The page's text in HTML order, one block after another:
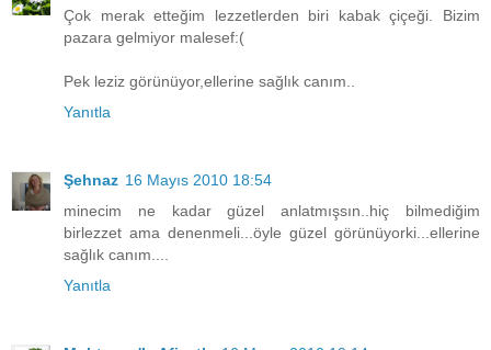
Çok merak etteğim lezzetlerden biri kabak çiçeği. Bizim
pazara gelmiyor malesef:(
Pek leziz görünüyor,ellerine sağlık canım..
Yanıtla
Şehnaz 16 Mayıs 2010 18:54
minecim ne kadar güzel anlatmışsın..hiç bilmediğim
birlezzet ama denenmeli...öyle güzel görünüyorki...ellerine
sağlık canım....
Yanıtla